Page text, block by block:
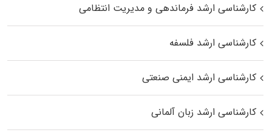
کارشناسی ارشد فرماندهی و مدیریت انتظامی
کارشناسی ارشد فلسفه
کارشناسی ارشد ایمنی صنعتی
کارشناسی ارشد زبان آلمانی